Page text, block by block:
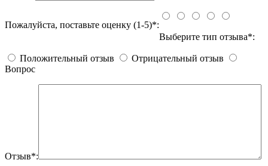
Пожалуйста, поставьте оценку (1-5)*:
Выберите тип отзыва*:
Положительный отзыв
Отрицательный отзыв
Вопрос
Отзыв*: